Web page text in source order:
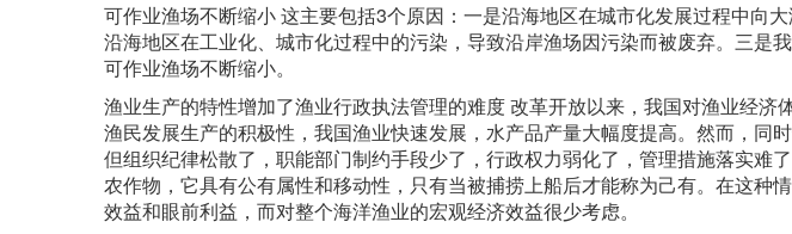
可作业渔场不断缩小 这主要包括3个原因：一是沿海地区在城市化发展过程中向
沿海地区在工业化、城市化过程中的污染，导致沿岸渔场因污染而被废弃。三是
可作业渔场不断缩小。
渔业生产的特性增加了渔业行政执法管理的难度 改革开放以来，我国对渔业经济
渔民发展生产的积极性，我国渔业快速发展，水产品产量大幅度提高。然而，同
但组织纪律松散了，职能部门制约手段少了，行政权力弱化了，管理措施落实难
农作物，它具有公有属性和移动性，只有当被捕捞上船后才能称为己有。在这种
效益和眼前利益，而对整个海洋渔业的宏观经济效益很少考虑。